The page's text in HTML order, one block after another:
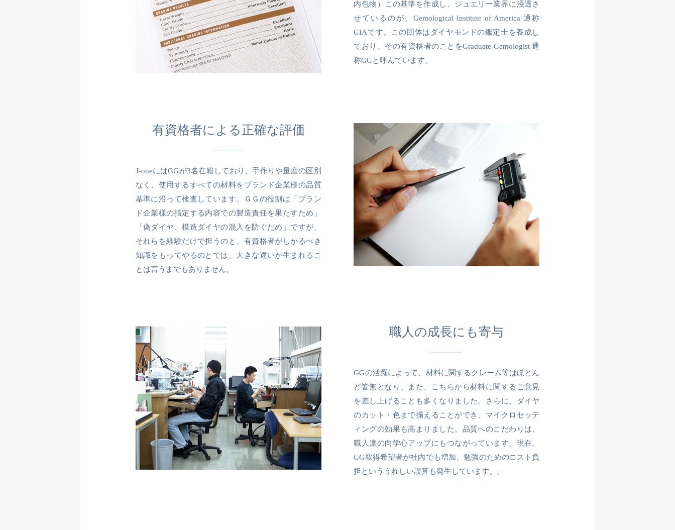
内包物）この基準を作成し、ジュエリー業界に浸透さ
せているのが、Gemological Institute of America 通称
GIAです。この団体はダイヤモンドの鑑定士を養成し
ており、その有資格者のことをGraduate Gemologist 通
称GGと呼んでいます。
有資格者による正確な評価
J-oneにはGGが3名在籍しており、手作りや量産の区別
なく、使用するすべての材料をブランド企業様の品質
基準に沿って検査しています。ＧＧの役割は「ブラン
ド企業様の指定する内容での製造責任を果たすため」
「偽ダイヤ、模造ダイヤの混入を防ぐため」ですが、
それらを経験だけで担うのと、有資格者がしかるべき
知識をもってやるのとでは、大きな違いが生まれるこ
とは言うまでもありません。
職人の成長にも寄与
GGの活躍によって、材料に関するクレーム等はほとん
ど皆無となり、また、こちらから材料に関するご意見
を差し上げることも多くなりました。さらに、ダイヤ
のカット・色まで揃えることができ、マイクロセッテ
ィングの効果も高まりました。品質へのこだわりは、
職人達の向学心アップにもつながっています。現在、
GG取得希望者が社内でも増加、勉強のためのコスト負
担といううれしい誤算も発生しています。。